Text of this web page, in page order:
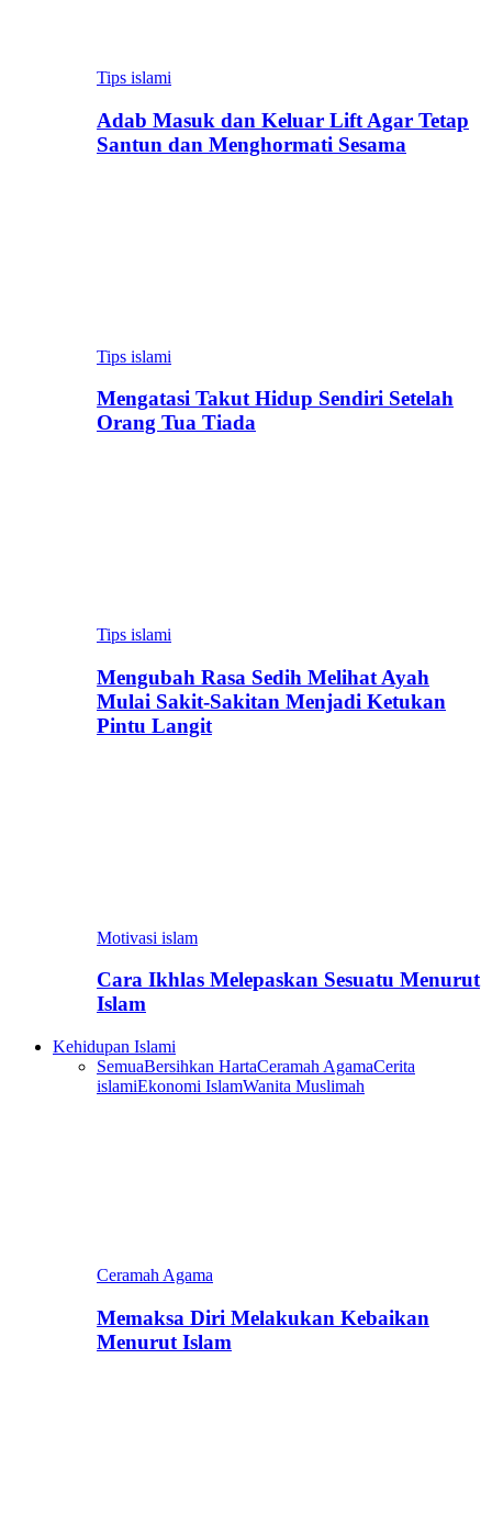
Tips islami
Adab Masuk dan Keluar Lift Agar Tetap
Santun dan Menghormati Sesama
Tips islami
Mengatasi Takut Hidup Sendiri Setelah
Orang Tua Tiada
Tips islami
Mengubah Rasa Sedih Melihat Ayah
Mulai Sakit-Sakitan Menjadi Ketukan
Pintu Langit
Motivasi islam
Cara Ikhlas Melepaskan Sesuatu Menurut
Islam
Kehidupan Islami
SemuaBersihkan HartaCeramah AgamaCerita
islamiEkonomi IslamWanita Muslimah
Ceramah Agama
Memaksa Diri Melakukan Kebaikan
Menurut Islam